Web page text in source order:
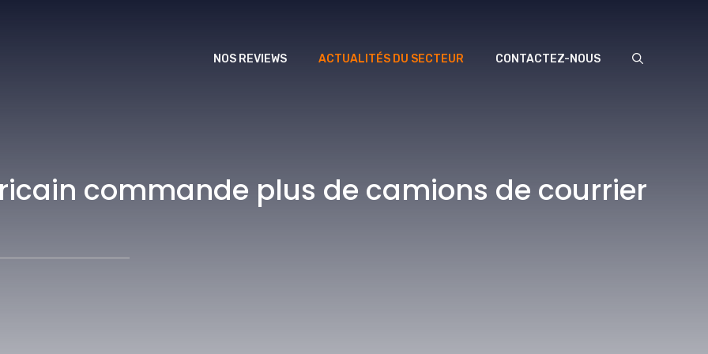
NOS REVIEWS ACTUALITÉS DU SECTEUR CONTACTEZ-NOUS
commande plus de camions de courrier